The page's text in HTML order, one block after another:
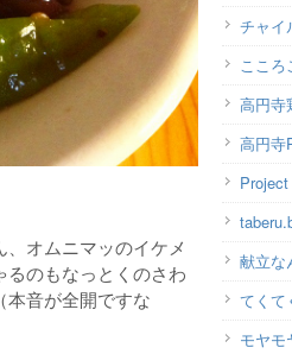
オムニマッのイケメ
るのもなっとくのさわ
本音が全開ですな
チャイ
こころ
高円寺
高円寺
献立な
てくて
モヤモ